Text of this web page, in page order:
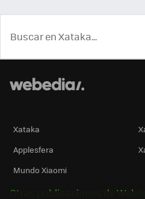
Xataka
Applesfera
Mundo Xiaomi
Otras publicaciones de